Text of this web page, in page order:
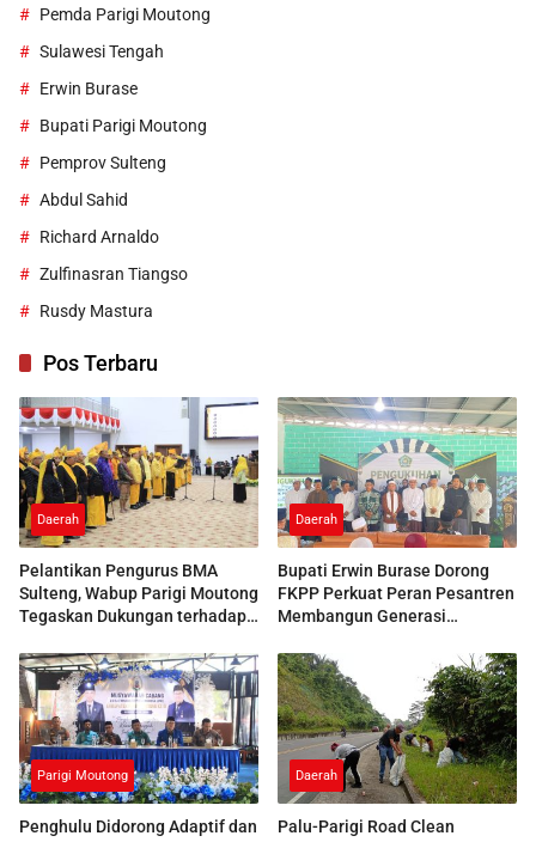
Pemda Parigi Moutong
Sulawesi Tengah
Erwin Burase
Bupati Parigi Moutong
Pemprov Sulteng
Abdul Sahid
Richard Arnaldo
Zulfinasran Tiangso
Rusdy Mastura
Pos Terbaru
Daerah
Pelantikan Pengurus BMA
Sulteng, Wabup Parigi Moutong
Tegaskan Dukungan terhadap
Daerah
Bupati Erwin Burase Dorong
FKPP Perkuat Peran Pesantren
Membangun Generasi
Parigi Moutong
Penghulu Didorong Adaptif dan
Daerah
Palu-Parigi Road Clean